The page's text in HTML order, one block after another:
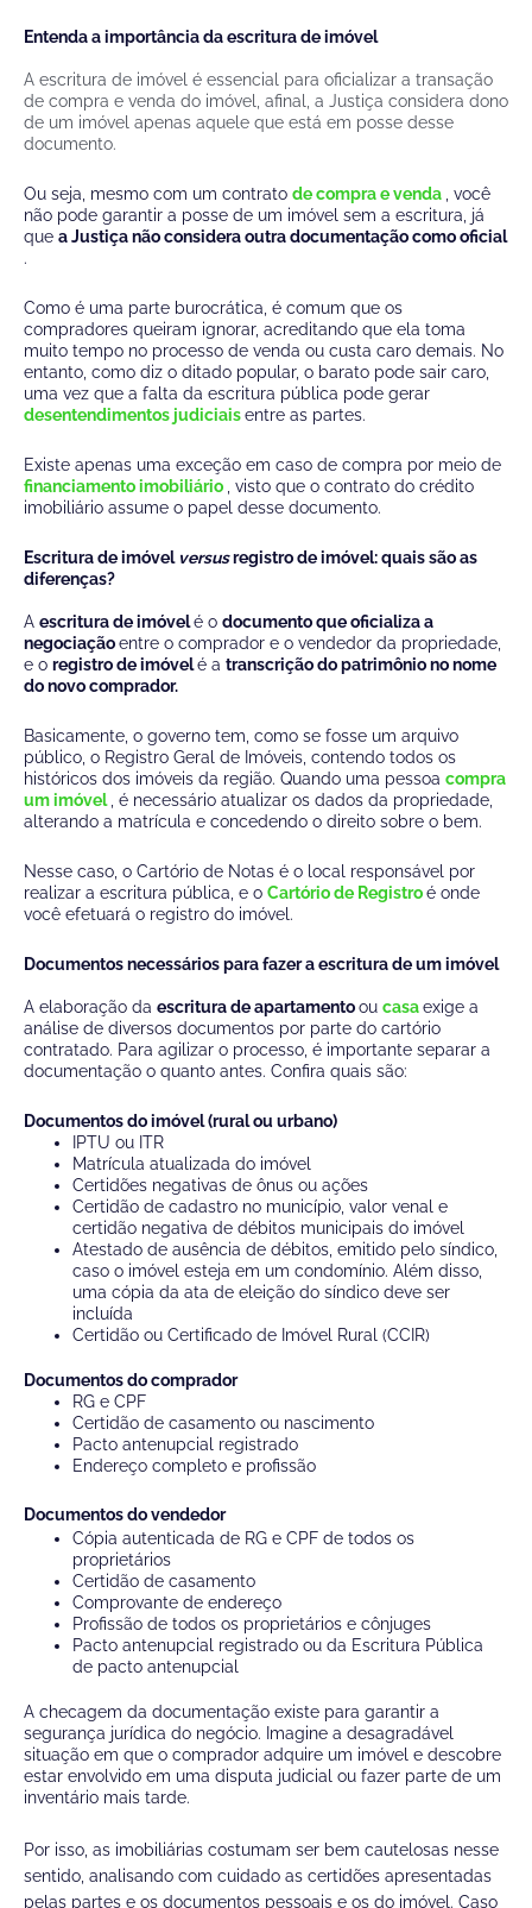
Entenda a importância da escritura de imóvel
A escritura de imóvel é essencial para oficializar a transação
de compra e venda do imóvel, afinal, a Justiça considera dono
de um imóvel apenas aquele que está em posse desse
documento.
Ou seja, mesmo com um contrato de compra e venda
, você
não pode garantir a posse de um imóvel sem a escritura, já
que a Justiça não considera outra documentação como oficial
.
Como é uma parte burocrática, é comum que os
compradores queiram ignorar, acreditando que ela toma
muito tempo no processo de venda ou custa caro demais. No
entanto, como diz o ditado popular, o barato pode sair caro,
uma vez que a falta da escritura pública pode gerar
desentendimentos judiciaisentre as partes.
Existe apenas uma exceção em caso de compra por meio de
financiamento imobiliário
, visto que o contrato do crédito
imobiliário assume o papel desse documento.
Escritura de imóvel versusregistro de imóvel: quais são as
diferenças?
A escritura de imóvelé o documento que oficializa a
negociaçãoentre o comprador e o vendedor da propriedade,
e o registro de imóvelé a transcrição do patrimônio no nome
do novo comprador.
Basicamente, o governo tem, como se fosse um arquivo
público, o Registro Geral de Imóveis, contendo todos os
históricos dos imóveis da região. Quando uma pessoa compra
um imóvel , é necessário atualizar os dados da propriedade,
alterando a matrícula e concedendo o direito sobre o bem.
Nesse caso, o Cartório de Notas é o local responsável por
realizar a escritura pública, e o Cartório de Registroé onde
você efetuará o registro do imóvel.
Documentos necessários para fazer a escritura de um imóvel
A elaboração da escritura de apartamentoou casaexige a
análise de diversos documentos por parte do cartório
contratado. Para agilizar o processo, é importante separar a
documentação o quanto antes. Confira quais são:
Documentos do imóvel (rural ou urbano)
IPTU ou ITR
Matrícula atualizada do imóvel
Certidões negativas de ônus ou ações
Certidão de cadastro no município, valor venal e
certidão negativa de débitos municipais do imóvel
Atestado de ausência de débitos, emitido pelo síndico,
caso o imóvel esteja em um condomínio. Além disso,
uma cópia da ata de eleição do síndico deve ser
incluída
Certidão ou Certificado de Imóvel Rural (CCIR)
Documentos do comprador
RG e CPF
Certidão de casamento ou nascimento
Pacto antenupcial registrado
Endereço completo e profissão
Documentos do vendedor
Cópia autenticada de RG e CPF de todos os
proprietários
Certidão de casamento
Comprovante de endereço
Profissão de todos os proprietários e cônjuges
Pacto antenupcial registrado ou da Escritura Pública
de pacto antenupcial
A checagem da documentação existe para garantir a
segurança jurídica do negócio. Imagine a desagradável
situação em que o comprador adquire um imóvel e descobre
estar envolvido em uma disputa judicial ou fazer parte de um
inventário mais tarde.
Por isso, as imobiliárias costumam ser bem cautelosas nesse
sentido, analisando com cuidado as certidões apresentadas
pelas partes e os documentos pessoais e os do imóvel. Caso